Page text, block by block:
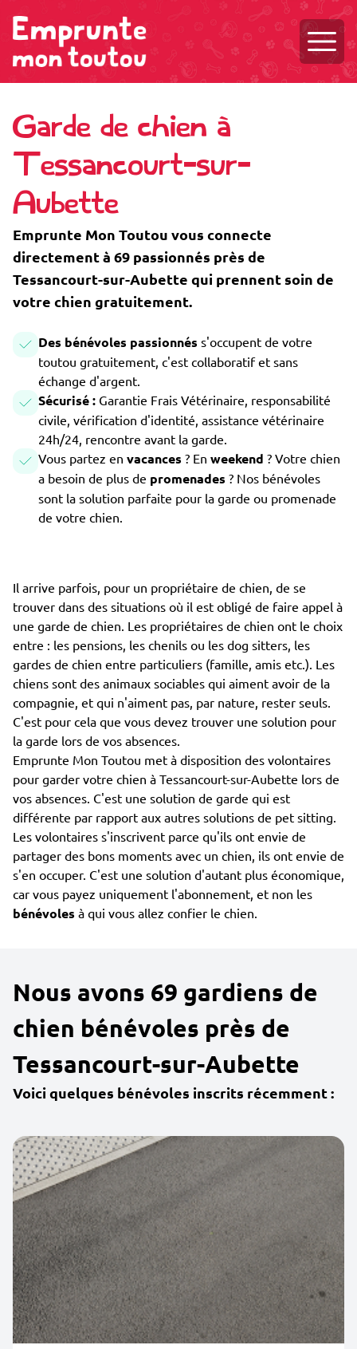
Garde de chien à
Tessancourt-sur-
Aubette
Emprunte Mon Toutou vous connecte
directement à 69 passionnés près de
Tessancourt-sur-Aubette qui prennent soin de
votre chien gratuitement.
Des bénévoles passionnés s'occupent de votre
toutou gratuitement, c'est collaboratif et sans
échange d'argent.
Sécurisé : Garantie Frais Vétérinaire, responsabilité
civile, vérification d'identité, assistance vétérinaire
24h/24, rencontre avant la garde.
Vous partez en vacances ? En weekend ? Votre chien
a besoin de plus de promenades ? Nos bénévoles
sont la solution parfaite pour la garde ou promenade
de votre chien.
Il arrive parfois, pour un propriétaire de chien, de se
trouver dans des situations où il est obligé de faire appel à
une garde de chien. Les propriétaires de chien ont le choix
entre : les pensions, les chenils ou les dog sitters, les
gardes de chien entre particuliers (famille, amis etc.). Les
chiens sont des animaux sociables qui aiment avoir de la
compagnie, et qui n'aiment pas, par nature, rester seuls.
C'est pour cela que vous devez trouver une solution pour
la garde lors de vos absences.
Emprunte Mon Toutou met à disposition des volontaires
pour garder votre chien à Tessancourt-sur-Aubette lors de
vos absences. C'est une solution de garde qui est
différente par rapport aux autres solutions de pet sitting.
Les volontaires s'inscrivent parce qu'ils ont envie de
partager des bons moments avec un chien, ils ont envie de
s'en occuper. C'est une solution d'autant plus économique,
car vous payez uniquement l'abonnement, et non les
bénévoles à qui vous allez confier le chien.
Nous avons 69 gardiens de
chien bénévoles près de
Tessancourt-sur-Aubette
Voici quelques bénévoles inscrits récemment :